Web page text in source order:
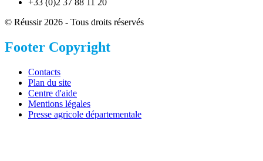
© Réussir 2026 - Tous droits réservés
Footer Copyright
Contacts
Plan du site
Centre d'aide
Mentions légales
Presse agricole départementale